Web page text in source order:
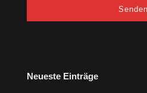
Neueste Einträge